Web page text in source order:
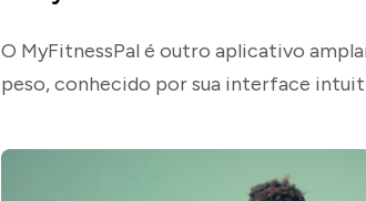
O MyFitnessPal é outro aplicativo
peso, conhecido por sua interface